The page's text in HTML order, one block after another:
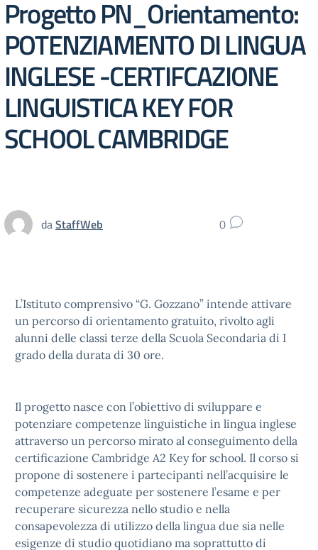
Progetto PN_Orientamento:
POTENZIAMENTO DI LINGUA
INGLESE -CERTIFCAZIONE
LINGUISTICA KEY FOR
SCHOOL CAMBRIDGE
daStaffWeb 0
L’Istituto comprensivo “G. Gozzano” intende attivare
un percorso di orientamento gratuito, rivolto agli
alunni delle classi terze della Scuola Secondaria di I
grado della durata di 30 ore.
Il progetto nasce con l’obiettivo di sviluppare e
potenziare competenze linguistiche in lingua inglese
attraverso un percorso mirato al conseguimento della
certificazione Cambridge A2 Key for school. Il corso si
propone di sostenere i partecipanti nell’acquisire le
competenze adeguate per sostenere l’esame e per
recuperare sicurezza nello studio e nella
consapevolezza di utilizzo della lingua due sia nelle
esigenze di studio quotidiano ma soprattutto di